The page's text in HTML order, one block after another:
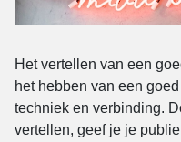
Het vertellen van een
het hebben van een
techniek en verbinding.
vertellen, geef je je